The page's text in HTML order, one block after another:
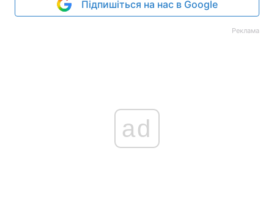
Підпишіться на нас в Google
Реклама
ad